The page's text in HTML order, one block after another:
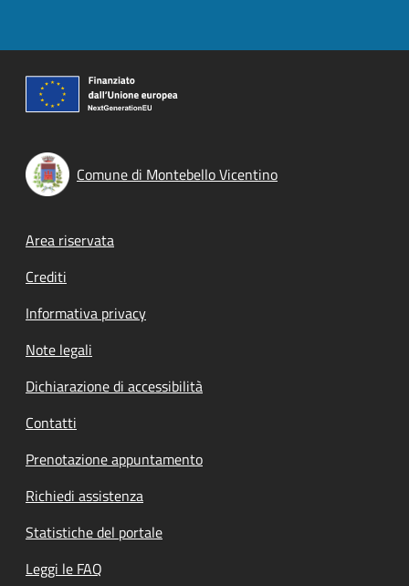
Comune di Montebello Vicentino
Footer menu
Area riservata
Crediti
Informativa privacy
Note legali
Dichiarazione di accessibilità
Contatti
Prenotazione appuntamento
Richiedi assistenza
Statistiche del portale
Leggi le FAQ